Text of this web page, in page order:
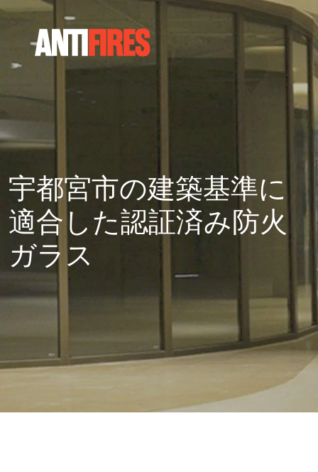
宇都宮市の建築基準に
適合した認証済み防火
ガラス